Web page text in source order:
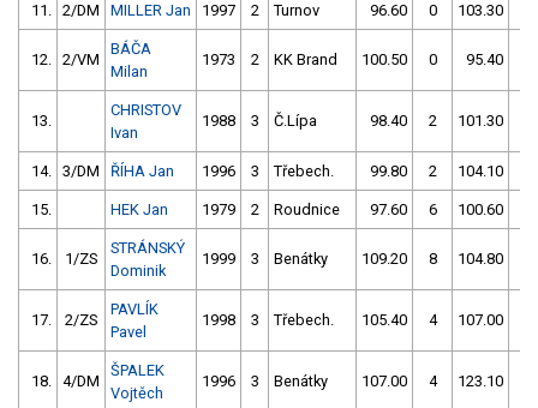
11. 2/DM MILLER Jan 1997 2 Turnov 96.60 0 103.30
12. 2/VM
BÁČA
Milan
1973 2 KK Brand 100.50 0 95.40
13.
CHRISTOV
Ivan
1988 3 Č.Lípa 98.40 2 101.30
14. 3/DM ŘÍHA Jan 1996 3 Třebech. 99.80 2 104.10
15. HEK Jan 1979 2 Roudnice 97.60 6 100.60
16. 1/ZS
STRÁNSKÝ
Dominik
1999 3 Benátky 109.20 8 104.80
17. 2/ZS
PAVLÍK
Pavel
1998 3 Třebech. 105.40 4 107.00
18. 4/DM
ŠPALEK
Vojtěch
1996 3 Benátky 107.00 4 123.10